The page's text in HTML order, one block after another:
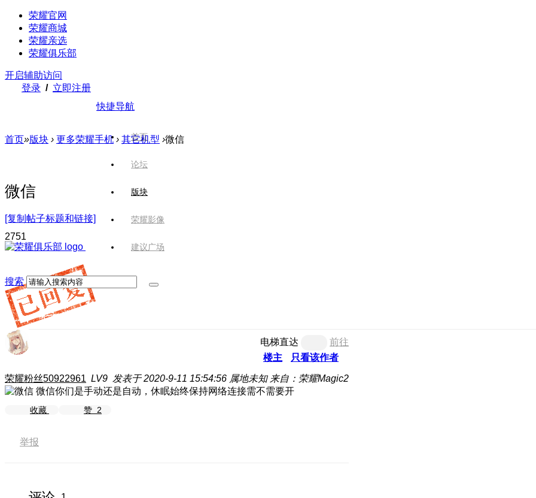
荣耀官网
荣耀商城
荣耀亲选
荣耀俱乐部
开启辅助访问
登录 / 立即注册
快捷导航
首页
论坛
版块
荣耀影像
建议广场
搜索
首页»版块 › 更多荣耀手机 › 其它机型 ›微信
微信
[复制帖子标题和链接]
2751
电梯直达
前往
楼主
只看该作者
荣耀粉丝50922961 LV9 发表于 2020-9-11 15:54:56 属地未知 来自：荣耀Magic2
微信你们是手动还是自动，休眠始终保持网络连接需不需要开
收藏 赞 2
举报